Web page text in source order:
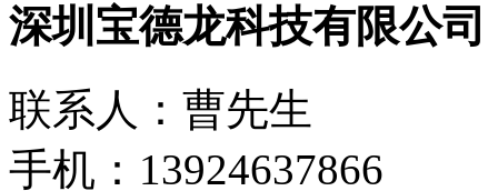
深圳宝德龙科技有限公司
联系人：曹先生
手机：13924637866